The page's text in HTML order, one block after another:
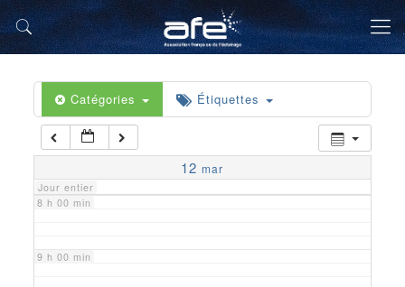
Catégories Étiquettes
12 mar
Jour entier
5 h 00 min
6 h 00 min
7 h 00 min
8 h 00 min
9 h 00 min